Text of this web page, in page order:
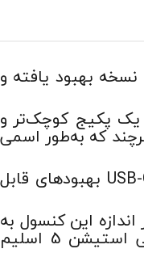
بهبود یافته و
یک پکیج کوچک‌تر و
است. هرچند که به‌طور اسمی
پلی استیشن 5 اسلیم با داشتن فضای ذخیره بیشتر، درگاه دیسک قابل بروزرسانی و ورودی USB-C بهبود‌های قابل
اندازه این کنسول به
اندازه نسخه اسلیم پلی استیشن 4 خیره‌کننده نیست. به‌طور کلی طراحی جدیدی که برای پلی استیشن 5 اسلیم